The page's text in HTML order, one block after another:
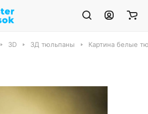
3D 3Д тюльпаны Картина белые